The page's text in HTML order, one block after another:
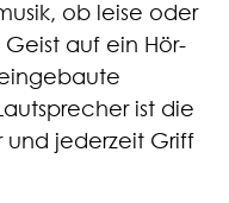
ob leise oder
auf ein Hör-
ist die
und jederzeit Griff